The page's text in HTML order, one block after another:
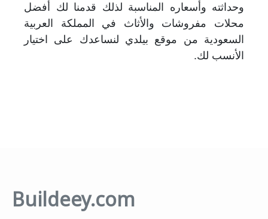
وحداثته وأسعاره المناسبة لذلك قدمنا لك أفضل
محلات مفروشات والأثاث في المملكة العربية
السعودية من موقع بيلدي لنساعدك على اختيار
الأنسب لك.
Buildeey.com